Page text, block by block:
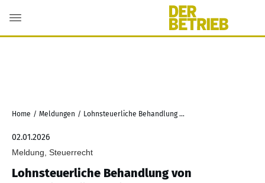
Home / Meldungen / Lohnsteuerliche Behandlung von Mahlzeiten für Arbeitnehmer
02.01.2026
Meldung, Steuerrecht
Lohnsteuerliche Behandlung von